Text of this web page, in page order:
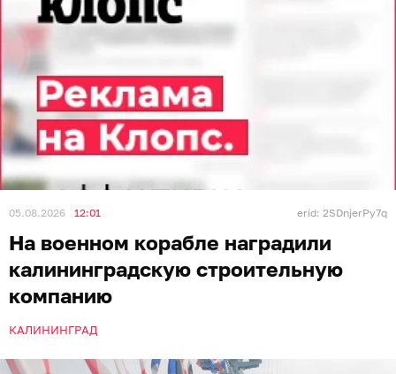
05.08.2026 12:01 erid: 2SDnjerPy7q
На военном корабле наградили
калининградскую строительную
компанию
КАЛИНИНГРАД